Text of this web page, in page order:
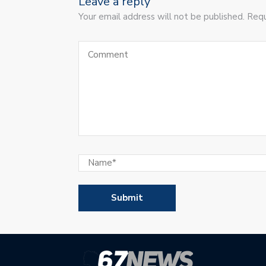
Your email address will not be published.